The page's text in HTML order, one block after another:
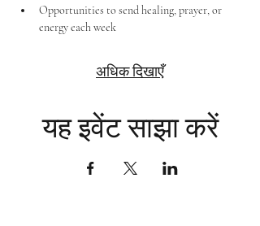
Opportunities to send healing, prayer, or
energy each week
अधिक दिखाएँ
यह इवेंट साझा करें